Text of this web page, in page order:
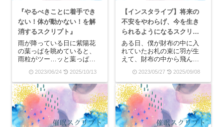
『やるべきことに着手でき
ない！体が動かない！を解
消するスクリプト』
雨が降っている日に紫陽花
の葉っぱを眺めていると、
雨粒がツー…ッと葉っぱの
て、そして地面にポタッ…
ポタッ…と雫を垂らしてい
るのです。雨の日は私はそ
んなに好きではないので、
傘の柄をしっかりと握りし
めて長靴を履いて、雨に一
滴...
2023/06/24 2025/10/13
【インスタライブ】将来の
不安をやわらげ、今を生き
られるようになるスクリプ
ト。
ある日、僕が財布の中に入
れていたお札の束に羽が生
えて、財布の中から飛んで
は札束を追いかけようと思
ったけれど、バッサバッサ
と札束は翼を上下に動かし
て、青い空の向こうへと飛
んでいくのを、僕は見届け
るしかなかったんです。
だ...
2023/05/27 2025/09/08